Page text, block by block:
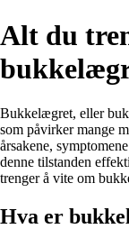
Alt du
Bukkelægret, eller
som påvirker mange
årsakene,
denne tilstanden
trenger å vite om
Hva er